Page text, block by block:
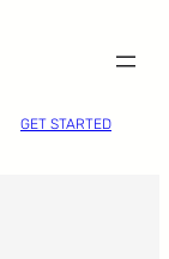
GET STARTED